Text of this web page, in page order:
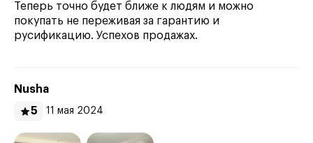
Теперь точно будет ближе к людям и можно
покупать не переживая за гарантию и
русификацию. Успехов продажах.
Nusha
5
11 мая 2024